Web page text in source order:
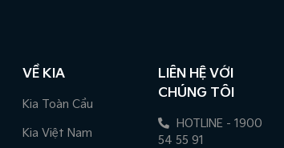
VỀ KIA
Kia Toàn Cầu
Kia Việt Nam
LIÊN HỆ VỚI
CHÚNG TÔI
HOTLINE - 1900
54 55 91